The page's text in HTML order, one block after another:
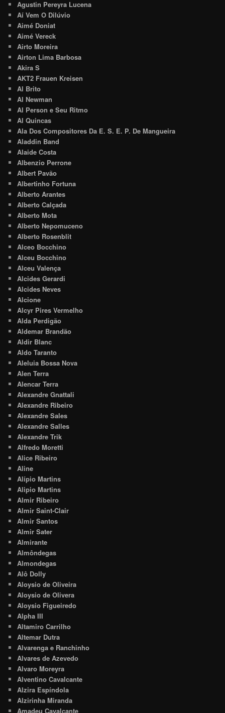
Agustin Pereyra Lucena
Aí Vem O Dilúvio
Aimé Doniat
Aimé Vereck
Airto Moreira
Airton Lima Barbosa
Akira S
AKT2 Frauen Kreisen
Al Brito
Al Newman
Al Person e Seu Ritmo
Al Quincas
Ala Dos Compositores Da E. S. E. P. De Mangueira
Aladdin Band
Alaide Costa
Albenzio Perrone
Albert Pavão
Albertinho Fortuna
Alberto Arantes
Alberto Calçada
Alberto Mota
Alberto Nepomuceno
Alberto Rosenblit
Alceo Bocchino
Alceu Bocchino
Alceu Valença
Alcides Gerardi
Alcides Neves
Alcione
Alcyr Pires Vermelho
Alda Perdigão
Aldemar Brandão
Aldir Blanc
Aldo Taranto
Aleluia Bossa Nova
Alen Terra
Alencar Terra
Alexandre Gnattali
Alexandre Ribeiro
Alexandre Sales
Alexandre Salles
Alexandre Trik
Alfredo Moretti
Alice Ribeiro
Aline
Alípio Martins
Alipio Martins
Almir Ribeiro
Almir Saint-Clair
Almir Santos
Almir Sater
Almirante
Almôndegas
Almondegas
Alô Dolly
Aloysio de Oliveira
Aloysio de Olivera
Aloysio Figueiredo
Alpha III
Altamiro Carrilho
Altemar Dutra
Alvarenga e Ranchinho
Alvares de Azevedo
Alvaro Moreyra
Alventino Cavalcante
Alzira Espíndola
Alzirinha Miranda
Amadeu Cavalcante